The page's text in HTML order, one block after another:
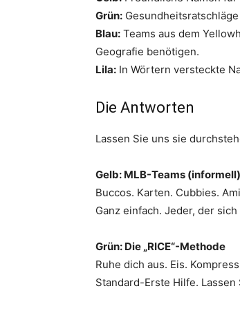
Grün:
Blau: Teams aus dem
Geografie benötigen.
Lila: In Wörtern versteckte
Die Antworten
Lassen Sie uns sie
Gelb: MLB-Teams (informell)
Buccos. Karten. Cubbies.
Ganz einfach. Jeder, der
Grün: Die „RICE“-Methode
Ruhe dich aus. Eis.
Standard-Erste Hilfe.